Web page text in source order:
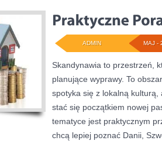
MAJ -
ADMIN
Skandynawia to przestrzeń,
planujące wyprawy. To
spotyka się z lokalną
stać się początkiem nowej
tematyce jest praktycznym
chcą lepiej poznać Danii,